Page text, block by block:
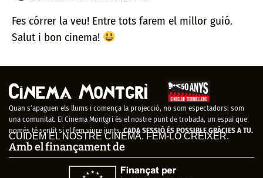
Fes córrer la veu! Entre tots farem el millor guió.
Salut i bon cinema!
Quan s’apaguen els llums i comença la projecció, no som espectadors: som
una comunitat. El Cinema Montgrí és el nostre punt de trobada, un espai que
només té sentit si el fem viure junts. CADA SESSIÓ ÉS POSSIBLE GRÀCIES A TU.
CUIDEM EL NOSTRE CINEMA. FEM-LO CRÉIXER.
Amb el finançament de